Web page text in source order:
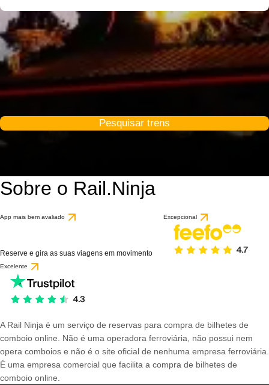
Pesquisar trens
Sobre o Rail.Ninja
App mais bem avaliado
Reserve e gira as suas viagens em movimento
Excepcional
Excelente
A Rail Ninja é um serviço de reservas para compra de bilhetes de
comboio online. Não é uma operadora ferroviária, não possui nem
opera comboios e não é o site oficial de nenhuma empresa ferroviária.
É uma empresa comercial que facilita a compra de bilhetes de
comboio online.